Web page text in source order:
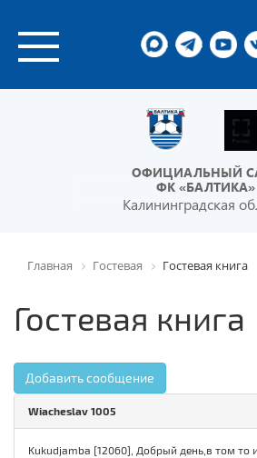
ОФИЦИАЛЬНЫЙ
ФК «БАЛТИКА»
Калининградская
Главная Гостевая Гостевая книга
Гостевая книга
Добавить сообщение
Wiacheslav 1005
Kukudjamba [12060], Добрый день,в том то